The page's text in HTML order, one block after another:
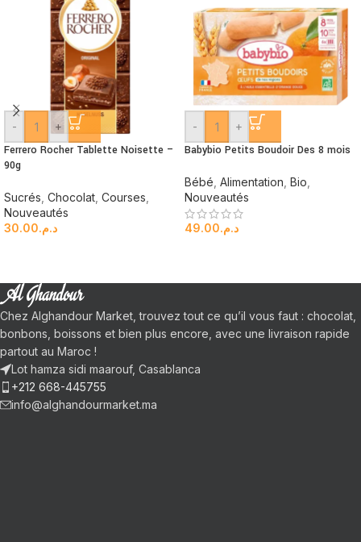
- +
Ferrero Rocher Tablette Noisette –
90g
Sucrés Chocolat Courses
Nouveautés
د.م.30.00
- +
Babybio Petits Boudoir Des 8 mois
Bébé Alimentation Bio
Nouveautés
د.م.49.00
Chez Alghandour Market, trouvez tout ce qu’il vous faut : chocolat,
bonbons, boissons et bien plus encore, avec une livraison rapide
partout au Maroc !
Lot hamza sidi maarouf, Casablanca
+212 668-445755
info@alghandourmarket.ma